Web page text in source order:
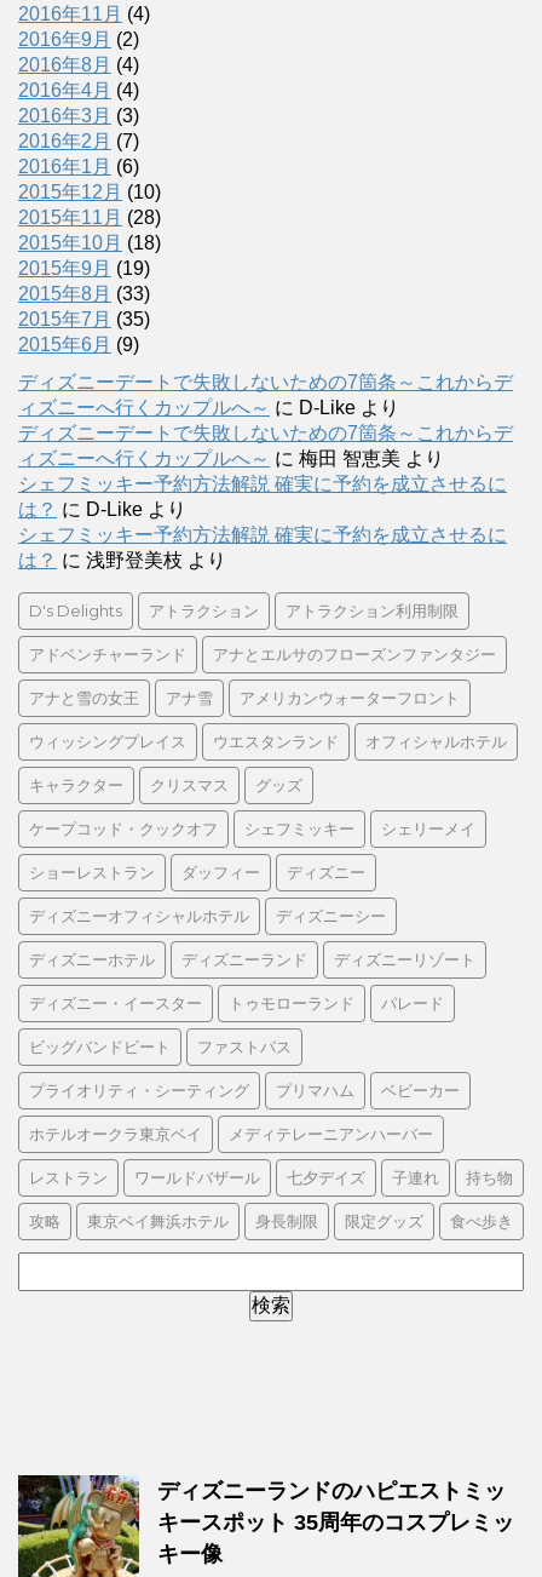
2016年11月 (4)
2016年9月 (2)
2016年8月 (4)
2016年4月 (4)
2016年3月 (3)
2016年2月 (7)
2016年1月 (6)
2015年12月 (10)
2015年11月 (28)
2015年10月 (18)
2015年9月 (19)
2015年8月 (33)
2015年7月 (35)
2015年6月 (9)
ディズニーデートで失敗しないための7箇条～これからデ
ィズニーへ行くカップルへ～ に D-Like より
ディズニーデートで失敗しないための7箇条～これからデ
ィズニーへ行くカップルへ～ に 梅田 智恵美 より
シェフミッキー予約方法解説 確実に予約を成立させるに
は？ に D-Like より
シェフミッキー予約方法解説 確実に予約を成立させるに
は？ に 浅野登美枝 より
D's Delights アトラクション アトラクション利用制限
アドベンチャーランド アナとエルサのフローズンファンタジー
アナと雪の女王 アナ雪 アメリカンウォーターフロント
ウィッシングプレイス ウエスタンランド オフィシャルホテル
キャラクター クリスマス グッズ
ケープコッド・クックオフ シェフミッキー シェリーメイ
ショーレストラン ダッフィー ディズニー
ディズニーオフィシャルホテル ディズニーシー
ディズニーホテル ディズニーランド ディズニーリゾート
ディズニー・イースター トゥモローランド パレード
ビッグバンドビート ファストパス
プライオリティ・シーティング プリマハム ベビーカー
ホテルオークラ東京ベイ メディテレーニアンハーバー
レストラン ワールドバザール 七夕デイズ 子連れ 持ち物
攻略 東京ベイ舞浜ホテル 身長制限 限定グッズ 食べ歩き
ディズニーランドのハピエストミッ
キースポット 35周年のコスプレミッ
キー像